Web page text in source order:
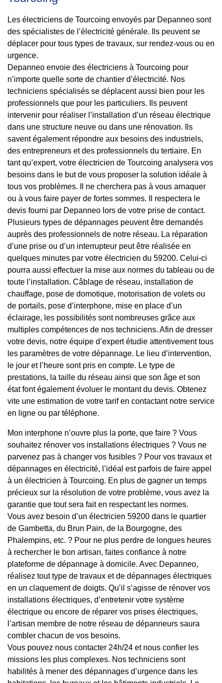
Les électriciens de Tourcoing envoyés par Depanneo sont
des spécialistes de l’électricité générale. Ils peuvent se
déplacer pour tous types de travaux, sur rendez-vous ou en
urgence.
Depanneo envoie des électriciens à Tourcoing pour
n’importe quelle sorte de chantier d’électricité. Nos
techniciens spécialisés se déplacent aussi bien pour les
professionnels que pour les particuliers. Ils peuvent
intervenir pour réaliser l’installation d’un réseau électrique
dans une structure neuve ou dans une rénovation. Ils
savent également répondre aux besoins des industriels,
des entrepreneurs et des professionnels du tertiaire. En
tant qu’expert, votre électricien de Tourcoing analysera vos
besoins dans le but de vous proposer la solution idéale à
tous vos problèmes. Il ne cherchera pas à vous arnaquer
ou à vous faire payer de fortes sommes. Il respectera le
devis fourni par Depanneo lors de votre prise de contact.
Plusieurs types de dépannages peuvent être demandés
auprès des professionnels de notre réseau. La réparation
d’une prise ou d’un interrupteur peut être réalisée en
quelques minutes par votre électricien du 59200. Celui-ci
pourra aussi effectuer la mise aux normes du tableau ou de
toute l’installation. Câblage de réseau, installation de
chauffage, pose de domotique, motorisation de volets ou
de portails, pose d’interphone, mise en place d’un
éclairage, les possibilités sont nombreuses grâce aux
multiples compétences de nos techniciens. Afin de dresser
votre devis, notre équipe d’expert étudie attentivement tous
les paramètres de votre dépannage. Le lieu d’intervention,
le jour et l’heure sont pris en compte. Le type de
prestations, la taille du réseau ainsi que son âge et son
état font également évoluer le montant du devis. Obtenez
vite une estimation de votre tarif en contactant notre service
en ligne ou par téléphone.
Mon interphone n’ouvre plus la porte, que faire ? Vous
souhaitez rénover vos installations électriques ? Vous ne
parvenez pas à changer vos fusibles ? Pour vos travaux et
dépannages en électricité, l’idéal est parfois de faire appel
à un électricien à Tourcoing. En plus de gagner un temps
précieux sur la résolution de votre problème, vous avez la
garantie que tout sera fait en respectant les normes.
Vous avez besoin d’un électricien 59200 dans le quartier
de Gambetta, du Brun Pain, de la Bourgogne, des
Phalempins, etc. ? Pour ne plus perdre de longues heures
à rechercher le bon artisan, faites confiance à notre
plateforme de dépannage à domicile. Avec Depanneo,
réalisez tout type de travaux et de dépannages électriques
en un claquement de doigts. Qu’il s’agisse de rénover vos
installations électriques, d’entretenir votre système
électrique ou encore de réparer vos prises électriques,
l’artisan membre de notre réseau de dépanneurs saura
combler chacun de vos besoins.
Vous pouvez nous contacter 24h/24 et nous confier les
missions les plus complexes. Nos techniciens sont
habilités à mener des dépannages d’urgence dans les